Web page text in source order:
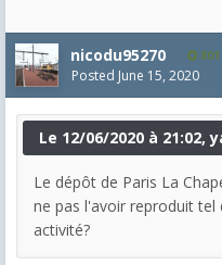
nicodu95270 801
Posted June 15, 2020
Le 12/06/2020 à 21:02,
Le dépôt de Paris La
ne pas l'avoir reproduit
activité?